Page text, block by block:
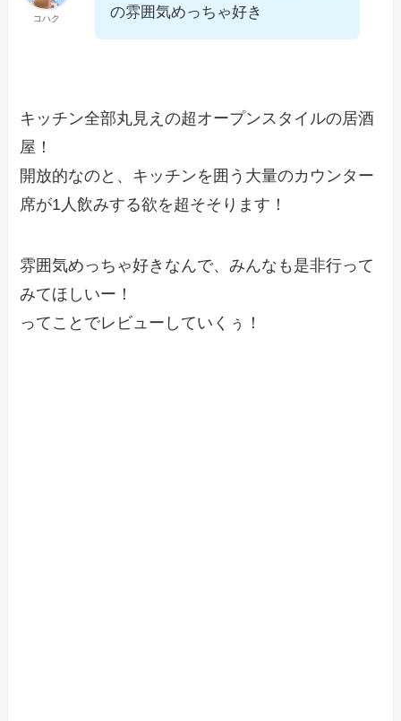
コハク
の雰囲気めっちゃ好き
キッチン全部丸見えの超オープンスタイルの居酒
屋！
開放的なのと、キッチンを囲う大量のカウンター
席が1人飲みする欲を超そそります！
雰囲気めっちゃ好きなんで、みんなも是非行って
みてほしいー！
ってことでレビューしていくぅ！